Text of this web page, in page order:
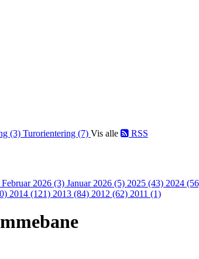
(3) Turorientering (7) Vis alle RSS
Februar 2026 (3) Januar 2026 (5) 2025 (43) 2024
2014 (121) 2013 (84) 2012 (62) 2011 (1)